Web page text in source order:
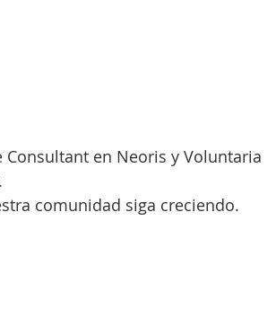
Consultant en Neoris y Voluntaria
comunidad siga creciendo.